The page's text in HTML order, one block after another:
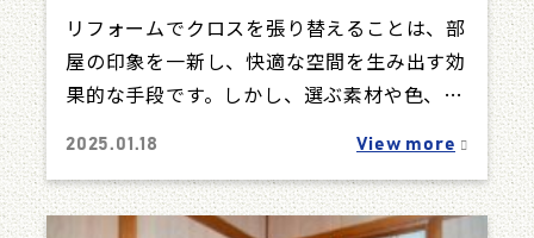
ド！費用・選び方・業者選びのポイン
トを徹底解説！ #リフォームクロス #リ
フォーム #クロス
リフォームでクロスを張り替えることは、部
屋の印象を一新し、快適な空間を生み出す効
果的な手段です。しかし、選ぶ素材や色、費
2025.01.18 View more